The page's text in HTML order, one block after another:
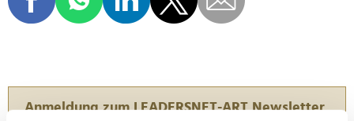
Anmeldung zum LEADERSNET-ART Newsletter